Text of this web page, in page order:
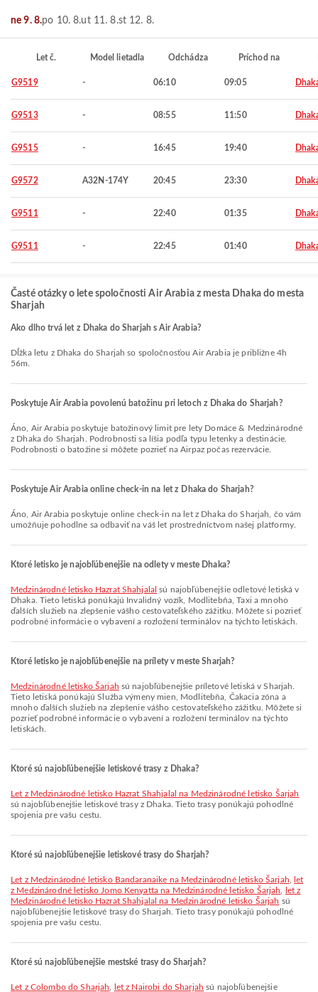
ne 9. 8.po 10. 8.ut 11. 8.st 12. 8.
Let č. Model lietadla Odchádza Príchod na
G9519 - 06:10 09:05
G9513 - 08:55 11:50
G9515 - 16:45 19:40
G9572 A32N-174Y 20:45 23:30
G9511 - 22:40 01:35
G9511 - 22:45 01:40
Časté otázky o lete spoločnosti Air Arabia z mesta Dhaka do mesta
Sharjah
Ako dlho trvá let z Dhaka do Sharjah s Air Arabia?
Dĺžka letu z Dhaka do Sharjah so spoločnosťou Air Arabia je približne 4h
56m.
Poskytuje Air Arabia povolenú batožinu pri letoch z Dhaka do Sharjah?
Áno, Air Arabia poskytuje batožinový limit pre lety Domáce & Medzinárodné
z Dhaka do Sharjah. Podrobnosti sa líšia podľa typu letenky a destinácie.
Podrobnosti o batožine si môžete pozrieť na Airpaz počas rezervácie.
Poskytuje Air Arabia online check-in na let z Dhaka do Sharjah?
Áno, Air Arabia poskytuje online check-in na let z Dhaka do Sharjah, čo vám
umožňuje pohodlne sa odbaviť na váš let prostredníctvom našej platformy.
Ktoré letisko je najobľúbenejšie na odlety v meste Dhaka?
Medzinárodné letisko Hazrat Shahjalal sú najobľúbenejšie odletové letiská v
Dhaka. Tieto letiská ponúkajú Invalidný vozík, Modlitebňa, Taxi a mnoho
ďalších služieb na zlepšenie vášho cestovateľského zážitku. Môžete si pozrieť
podrobné informácie o vybavení a rozložení terminálov na týchto letiskách.
Ktoré letisko je najobľúbenejšie na prílety v meste Sharjah?
Medzinárodné letisko Šarjah sú najobľúbenejšie príletové letiská v Sharjah.
Tieto letiská ponúkajú Služba výmeny mien, Modlitebňa, Čakacia zóna a
mnoho ďalších služieb na zlepšenie vášho cestovateľského zážitku. Môžete si
pozrieť podrobné informácie o vybavení a rozložení terminálov na týchto
letiskách.
Ktoré sú najobľúbenejšie letiskové trasy z Dhaka?
let z Medzinárodné letisko Hazrat Shahjalal na Medzinárodné letisko Šarjah
sú najobľúbenejšie letiskové trasy z Dhaka. Tieto trasy ponúkajú pohodlné
spojenia pre vašu cestu.
Ktoré sú najobľúbenejšie letiskové trasy do Sharjah?
let z Medzinárodné letisko Bandaranaike na Medzinárodné letisko Šarjah
let
z Medzinárodné letisko Jomo Kenyatta na Medzinárodné letisko Šarjah
let z
Medzinárodné letisko Hazrat Shahjalal na Medzinárodné letisko Šarjah sú
najobľúbenejšie letiskové trasy do Sharjah. Tieto trasy ponúkajú pohodlné
spojenia pre vašu cestu.
Ktoré sú najobľúbenejšie mestské trasy do Sharjah?
let z Colombo do Sharjah let z Nairobi do Sharjah sú najobľúbenejšie